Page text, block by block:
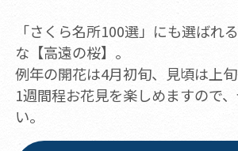
「さくら名所100選」にも選ばれ
な【高遠の桜】。
例年の開花は4月初旬、見頃は上
1週間程お花見を楽しめますので
い。